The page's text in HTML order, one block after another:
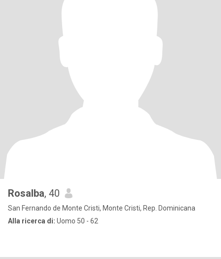
Rosalba, 40
San Fernando de Monte Cristi, Monte Cristi, Rep. Dominicana
Alla ricerca di: Uomo 50 - 62